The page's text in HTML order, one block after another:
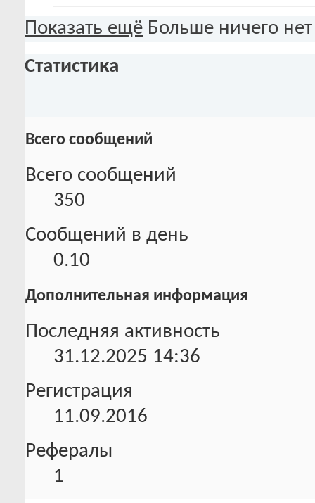
Показать ещё Больше ничего нет
Статистика
Всего сообщений
Всего сообщений
350
Сообщений в день
0.10
Дополнительная информация
Последняя активность
31.12.2025 14:36
Регистрация
11.09.2016
Рефералы
1